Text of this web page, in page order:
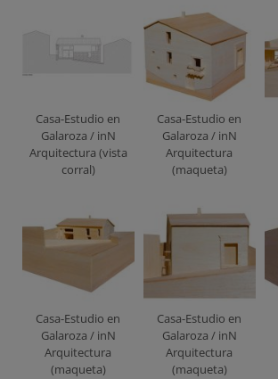
Casa-Estudio en
Galaroza / inN
Arquitectura (vista
corral)
Casa-Estudio en
Galaroza / inN
Arquitectura
(maqueta)
Casa-Estudio en
Galaroza / inN
Arquitectura
(maqueta)
Casa-Estudio en
Galaroza / inN
Arquitectura
(maqueta)